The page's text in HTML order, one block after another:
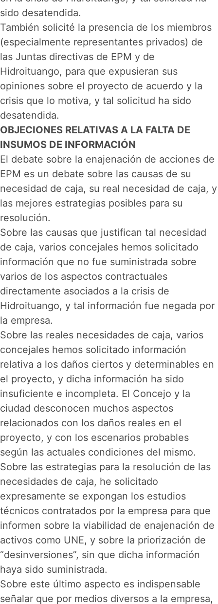
sido desatendida.
También solicité la presencia de los miembros
(especialmente representantes privados) de
las Juntas directivas de EPM y de
Hidroituango, para que expusieran sus
opiniones sobre el proyecto de acuerdo y la
crisis que lo motiva, y tal solicitud ha sido
desatendida.
OBJECIONES RELATIVAS A LA FALTA DE
INSUMOS DE INFORMACIÓN
El debate sobre la enajenación de acciones de
EPM es un debate sobre las causas de su
necesidad de caja, su real necesidad de caja, y
las mejores estrategias posibles para su
resolución.
Sobre las causas que justifican tal necesidad
de caja, varios concejales hemos solicitado
información que no fue suministrada sobre
varios de los aspectos contractuales
directamente asociados a la crisis de
Hidroituango, y tal información fue negada por
la empresa.
Sobre las reales necesidades de caja, varios
concejales hemos solicitado información
relativa a los daños ciertos y determinables en
el proyecto, y dicha información ha sido
insuficiente e incompleta. El Concejo y la
ciudad desconocen muchos aspectos
relacionados con los daños reales en el
proyecto, y con los escenarios probables
según las actuales condiciones del mismo.
Sobre las estrategias para la resolución de las
necesidades de caja, he solicitado
expresamente se expongan los estudios
técnicos contratados por la empresa para que
informen sobre la viabilidad de enajenación de
activos como UNE, y sobre la priorización de
“desinversiones”, sin que dicha información
haya sido suministrada.
Sobre este último aspecto es indispensable
señalar que por medios diversos a la empresa,